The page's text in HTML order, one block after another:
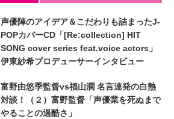
声優陣のアイデア＆こだわりも詰まったJ-
POPカバーCD「[Re:collection] HIT
SONG cover series feat.voice actors」
伊東紗希プロデューサーインタビュー
富野由悠季監督vs福山潤 名言連発の白熱
対談！（２）富野監督「声優業を死ぬまで
やることの過酷さ」